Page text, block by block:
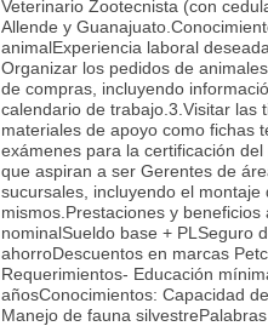
Veterinario Zootecnista (con
Allende y
animalExperiencia laboral
Organizar los pedidos de
de compras, incluyendo
calendario de trabajo.3.Visitar las
materiales de apoyo como fichas
exámenes para la certificación
que aspiran a ser Gerentes de
sucursales, incluyendo el
mismos.Prestaciones y
nominalSueldo base + PLSeguro
ahorroDescuentos en marcas
Requerimientos- Educación
añosConocimientos: Capacidad
Manejo de fauna